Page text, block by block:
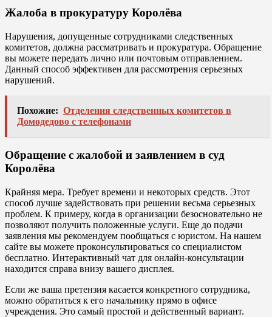
Жалоба в прокуратуру Королёва
Нарушения, допущенные сотрудниками следственных
комитетов, должна рассматривать и прокуратура. Обращение
вы можете передать лично или почтовым отправлением.
Данный способ эффективен для рассмотрения серьезных
нарушений.
Похожие: Отделения следственных комитетов в
Домодедово с телефонами
Обращение с жалобой и заявлением в суд
Королёва
Крайняя мера. Требует времени и некоторых средств. Этот
способ лучше задействовать при решении весьма серьезных
проблем. К примеру, когда в организации безосновательно не
позволяют получить положенные услуги. Еще до подачи
заявления мы рекомендуем пообщаться с юристом. На нашем
сайте вы можете проконсультироваться со специалистом
бесплатно. Интерактивный чат для онлайн-консультации
находится справа внизу вашего дисплея.
Если же ваша претензия касается конкретного сотрудника,
можно обратиться к его начальнику прямо в офисе
учреждения. Это самый простой и действенный вариант.